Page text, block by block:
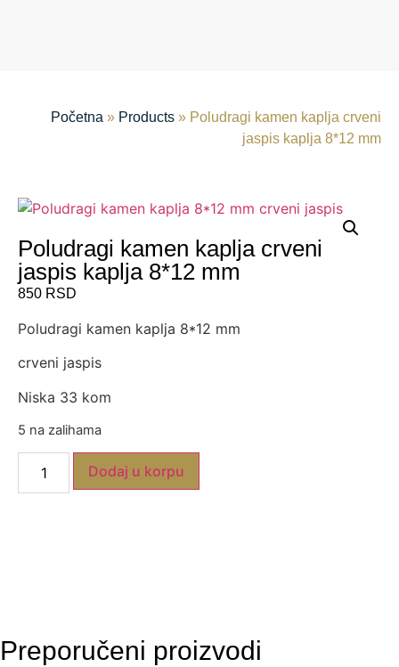
Početna » Products » Poludragi kamen kaplja crveni
jaspis kaplja 8*12 mm
Poludragi kamen kaplja crveni
jaspis kaplja 8*12 mm
850 RSD
Poludragi kamen kaplja 8*12 mm
crveni jaspis
Niska 33 kom
5 na zalihama
Dodaj u korpu
Preporučeni proizvodi